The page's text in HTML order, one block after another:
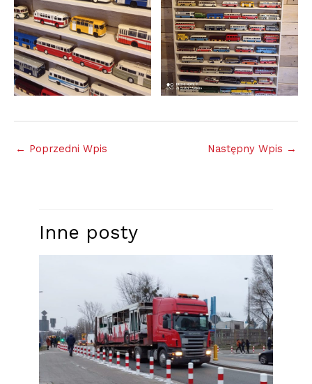
← Poprzedni Wpis Następny Wpis →
Inne posty